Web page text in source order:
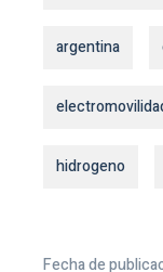
argentina
hidrogeno
Fecha de